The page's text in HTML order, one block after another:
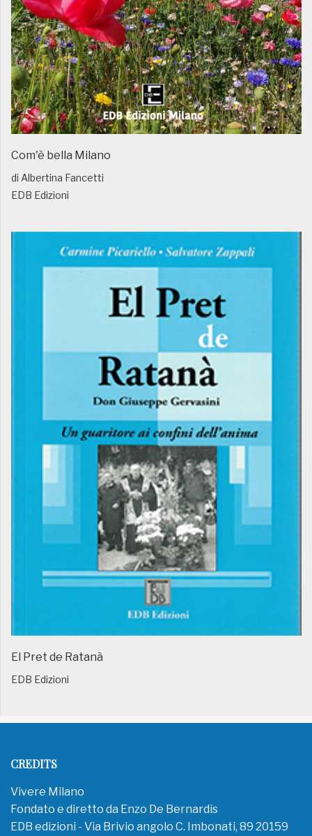
Com'è bella Milano
di Albertina Fancetti
EDB Edizioni
El Pret de Ratanà
EDB Edizioni
CREDITS
Vivere Milano
Fondato e diretto da Enzo De Bernardis
EDB edizioni - Via Brivio angolo C. Imbonati, 89 20159